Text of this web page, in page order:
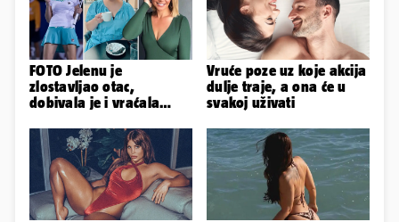
FOTO Jelenu je
zlostavljao otac,
dobivala je i vraćala
tukao šakama'
Vruće poze uz koje akcija
dulje traje, a ona će u
svakoj uživati